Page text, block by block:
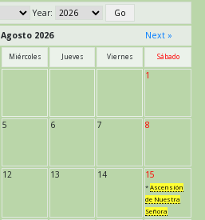
Year:
Agosto 2026 Next »
Miércoles Jueves Viernes Sábado
1
5 6 7 8
12 13 14 15
* Ascensión
de Nuestra
Señora